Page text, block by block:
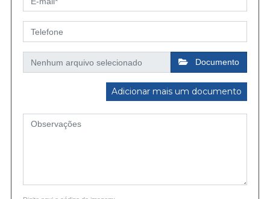
Documento
Adicionar mais um documento